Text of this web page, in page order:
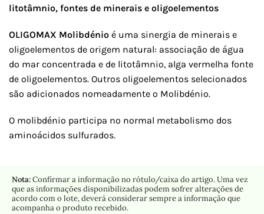
litotâmnio, fontes de minerais e oligoelementos
OLIGOMAX Molibdénio é uma sinergia de minerais e
oligoelementos de origem natural: associação de água
do mar concentrada e de litotâmnio, alga vermelha fonte
de oligoelementos. Outros oligoelementos selecionados
são adicionados nomeadamente o Molibdénio.
O molibdénio participa no normal metabolismo dos
aminoácidos sulfurados.
Nota:Confirmar a informação no rótulo/caixa do artigo. Uma vez
que as informações disponibilizadas podem sofrer alterações de
acordo com o lote, deverá considerar sempre a informação que
acompanha o produto recebido.